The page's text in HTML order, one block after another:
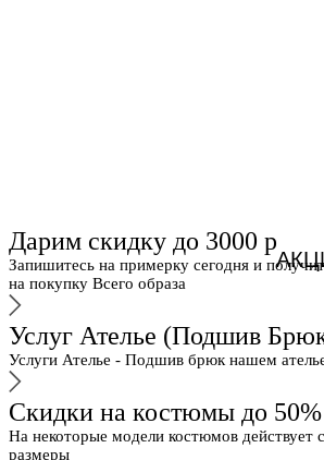
Дарим скидку до 3000 р
Запишитесь на примерку сегодня и
на покупку Всего образа
Услуг Ателье (Подшив
Услуги Ателье - Подшив брюк нашем
Скидки на костюмы до 50%
На некоторые модели костюмов действует
размеры